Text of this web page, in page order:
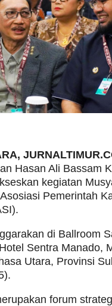
Hasan Ali Bassam
kegiatan
Pemerintah
di Ballroom
Sentra Manado,
Utara, Provinsi
forum